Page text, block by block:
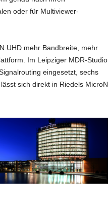
oder für Multiviewer-
UHD mehr Bandbreite, mehr
Im Leipziger MDR-Studio
eingesetzt, sechs
sich direkt in Riedels MicroN